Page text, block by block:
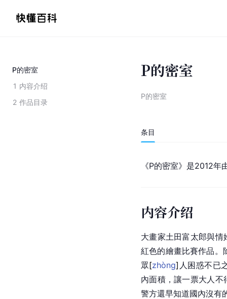
P的密室
1 内容介绍
2 作品目录
P的密室
P的密室
条目
《P的密室》是2012
内容介绍
大畫家土田富太郎與情
紅色的繪畫比賽作品。
眾[zhòng] 人困惑不已
內面積，讓一票大人
警方還早知道國內沒有